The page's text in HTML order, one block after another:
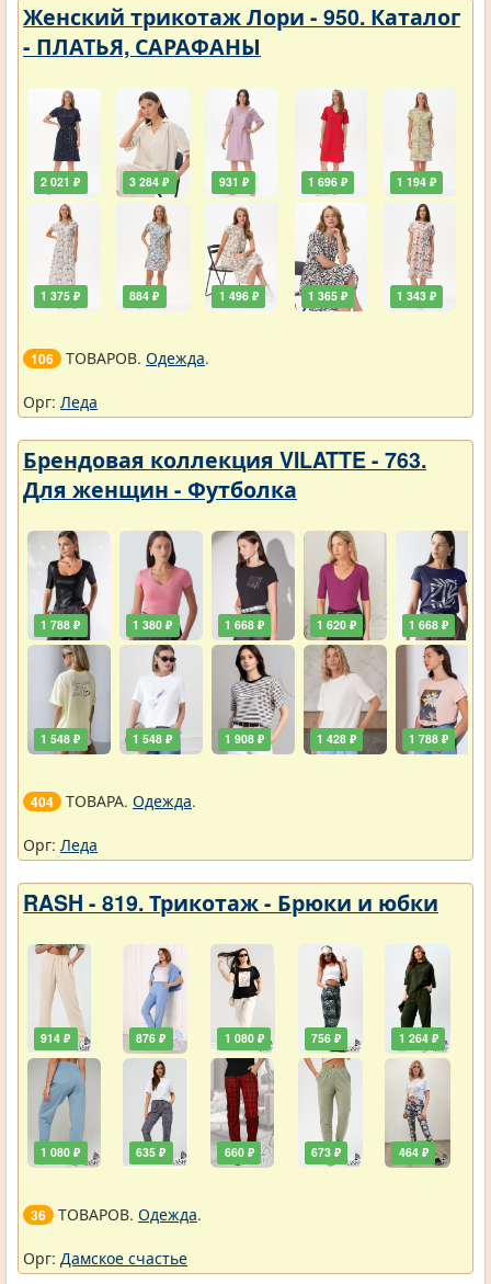
Женский трикотаж Лори - 950. Каталог
- ПЛАТЬЯ, САРАФАНЫ
2 021 ₽
1 375 ₽
3 284 ₽
884 ₽
931 ₽
1 496 ₽
1 696 ₽
1 365 ₽
1 194 ₽
1 343 ₽
106 ТОВАРОВ. Одежда.
Орг: Леда
Брендовая коллекция VILATTE - 763.
Для женщин - Футболка
1 788 ₽
1 548 ₽
1 380 ₽
1 548 ₽
1 668 ₽
1 908 ₽
1 620 ₽
1 428 ₽
1 668 ₽
1 788 ₽
404 ТОВАРА. Одежда.
Орг: Леда
RASH - 819. Трикотаж - Брюки и юбки
914 ₽
1 080 ₽
876 ₽
635 ₽
1 080 ₽
660 ₽
756 ₽
673 ₽
1 264 ₽
464 ₽
36 ТОВАРОВ. Одежда.
Орг: Дамское счастье